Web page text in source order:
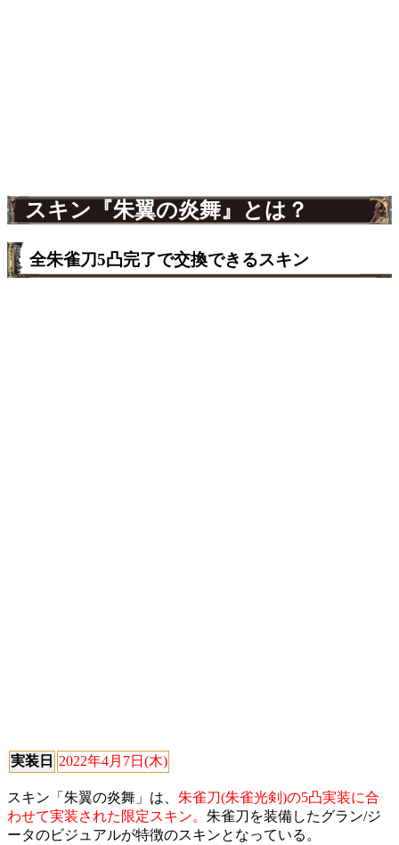
スキン『朱翼の炎舞』とは？
全朱雀刀5凸完了で交換できるスキン
実装日 2022年4月7日(木)
スキン「朱翼の炎舞」は、 朱雀刀(朱雀光剣)の5凸実装に合
わせて実装された限定スキン。 朱雀刀を装備したグラン/ジ
ータのビジュアルが特徴のスキンとなっている。